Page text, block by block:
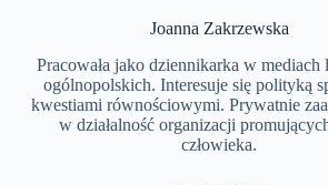
Joanna Zakrzewska
Pracowała jako dziennikarka w mediach
ogólnopolskich. Interesuje się polityką
kwestiami równościowymi. Prywatnie
w działalność organizacji
człowieka.